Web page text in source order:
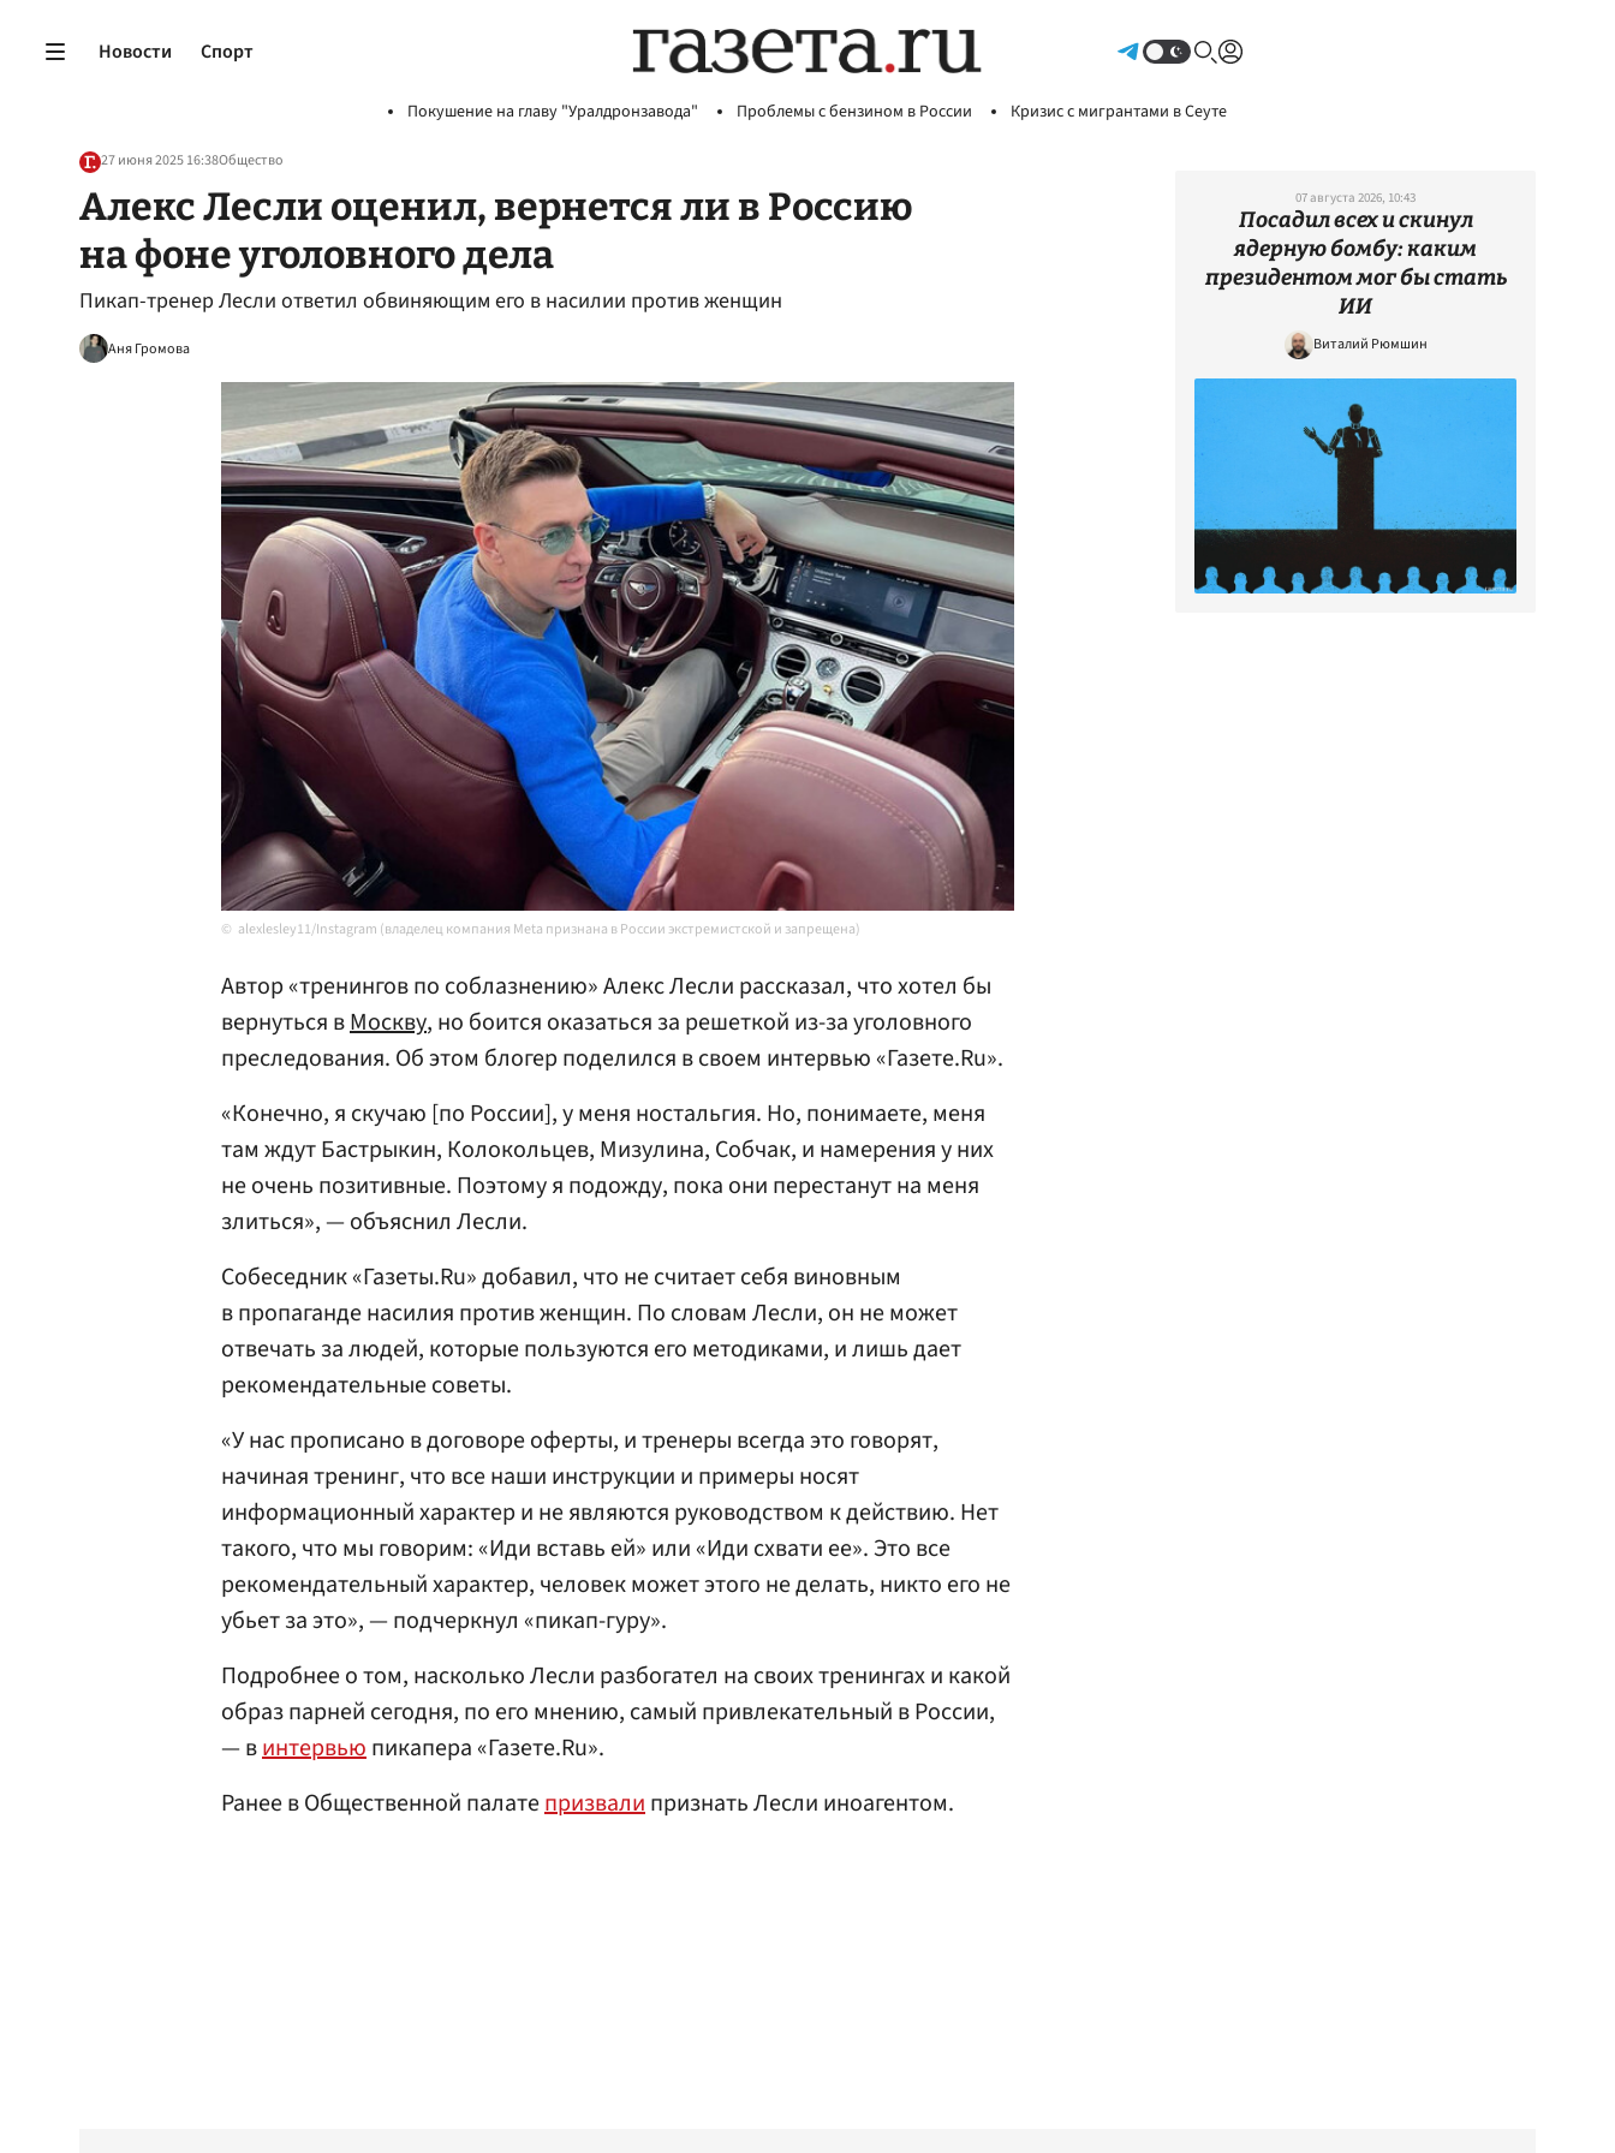
Новости Спорт
Покушение на главу "Уралдронзавода" Проблемы с бензином в России Кризис с мигрантами в Сеуте
27 июня 2025 16:38Общество
Алекс Лесли оценил, вернется ли в Россию
на фоне уголовного дела
Пикап-тренер Лесли ответил обвиняющим его в насилии против женщин
Аня Громова
alexlesley11/Instagram (владелец компания Meta признана в России экстремистской и запрещена)
Автор «тренингов по соблазнению» Алекс Лесли рассказал, что хотел бы
вернуться вМоскву, но боится оказаться за решеткой из-за уголовного
преследования. Об этом блогер поделился в своем интервью «Газете.Ru».
«Конечно, я скучаю [по России], у меня ностальгия. Но, понимаете, меня
там ждут Бастрыкин, Колокольцев, Мизулина, Собчак, и намерения у них
не очень позитивные. Поэтому я подожду, пока они перестанут на меня
злиться», — объяснил Лесли.
Собеседник «Газеты.Ru» добавил, что не считает себя виновным
в пропаганде насилия против женщин. По словам Лесли, он не может
отвечать за людей, которые пользуются его методиками, и лишь дает
рекомендательные советы.
«У нас прописано в договоре оферты, и тренеры всегда это говорят,
начиная тренинг, что все наши инструкции и примеры носят
информационный характер и не являются руководством к действию. Нет
такого, что мы говорим: «Иди вставь ей» или «Иди схвати ее». Это все
рекомендательный характер, человек может этого не делать, никто его не
убьет за это», — подчеркнул «пикап-гуру».
Подробнее о том, насколько Лесли разбогател на своих тренингах и какой
образ парней сегодня, по его мнению, самый привлекательный в России,
— винтервьюпикапера «Газете.Ru».
Ранее в Общественной палатепризвалипризнать Лесли иноагентом.
07 августа 2026, 10:43
Посадил всех и скинул
ядерную бомбу: каким
президентом мог бы стать
ИИ
Виталий Рюмшин